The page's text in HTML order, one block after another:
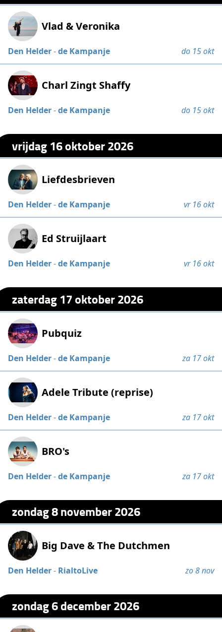
Vlad & Veronika
Den Helder-de Kampanje do 15 okt
Charl Zingt Shaffy
Den Helder-de Kampanje do 15 okt
vrijdag 16 oktober 2026
Liefdesbrieven
Den Helder-de Kampanje vr 16 okt
Ed Struijlaart
Den Helder-de Kampanje vr 16 okt
zaterdag 17 oktober 2026
Pubquiz
Den Helder-de Kampanje za 17 okt
Adele Tribute (reprise)
Den Helder-de Kampanje za 17 okt
BRO's
Den Helder-de Kampanje za 17 okt
zondag 8 november 2026
Big Dave & The Dutchmen
Den Helder- RialtoLive zo 8 nov
zondag 6 december 2026